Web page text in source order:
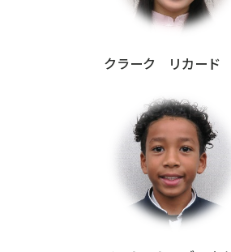
クラーク リカード